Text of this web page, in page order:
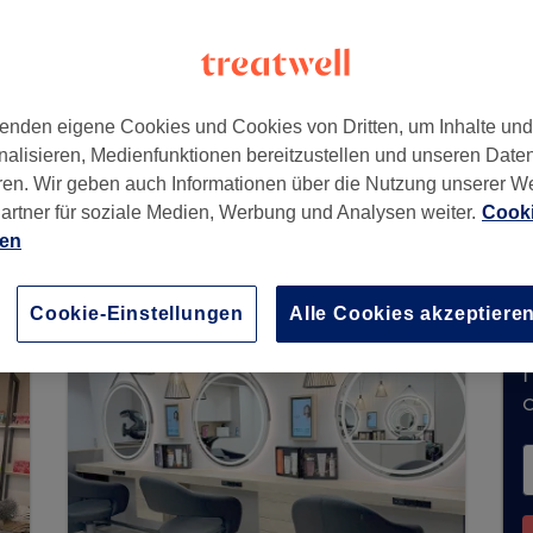
derzeit keine Buchungen über Treatwell
Salons in Ihrer Nähe zu finden.
eigene Cookies und Cookies von Dritten, um Inhalte
Medienfunktionen bereitzustellen und unseren
Wir geben auch Informationen über die Nutzung unserer
für soziale Medien, Werbung und Analysen weiter.
Alle Cookies
Cookie-Einstellungen